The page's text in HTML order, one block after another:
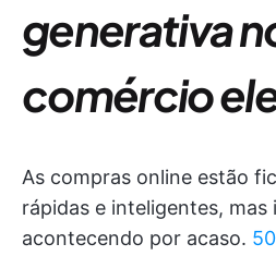
generativa
comércio
As compras online estão
rápidas e inteligentes, mas
acontecendo por acaso.